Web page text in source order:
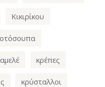
Κικιρίκου
κρέπες
κρύσταλλοι